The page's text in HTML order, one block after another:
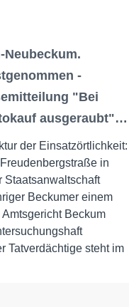
Neubeckum.
-
"Bei
ausgeraubt"…
der Einsatzörtlichkeit:
in
Staatsanwaltschaft
Beckumer einem
Beckum
Tatverdächtige steht im